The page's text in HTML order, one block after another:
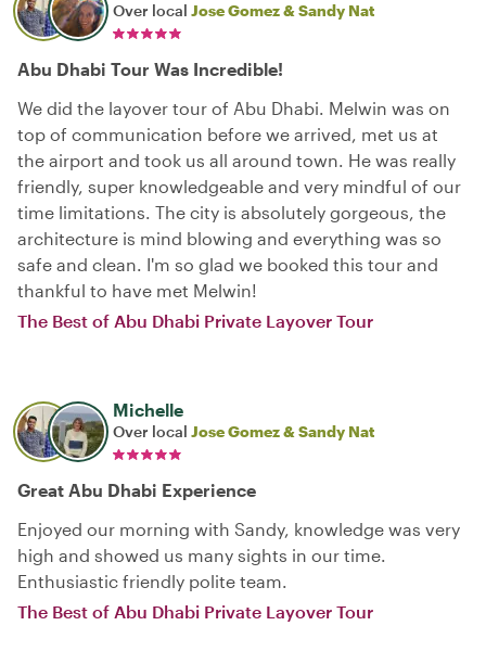
Over local Jose Gomez & Sandy Nat
Abu Dhabi Tour Was Incredible!
We did the layover tour of Abu Dhabi. Melwin was on
top of communication before we arrived, met us at
the airport and took us all around town. He was really
friendly, super knowledgeable and very mindful of our
time limitations. The city is absolutely gorgeous, the
architecture is mind blowing and everything was so
safe and clean. I'm so glad we booked this tour and
thankful to have met Melwin!
The Best of Abu Dhabi Private Layover Tour
Michelle
Over local Jose Gomez & Sandy Nat
Great Abu Dhabi Experience
Enjoyed our morning with Sandy, knowledge was very
high and showed us many sights in our time.
Enthusiastic friendly polite team.
The Best of Abu Dhabi Private Layover Tour